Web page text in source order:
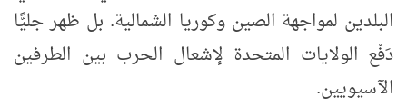
البلدين لمواجهة الصين وكوريا الشمالية. بل ظهر جليًّا
دَفْع الولايات المتحدة لإشعال الحرب بين الطرفين
الآسيويين.